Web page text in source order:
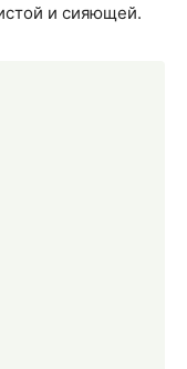
и сияющей.